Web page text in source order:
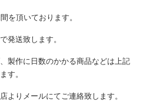
を頂いております。
発送致します。
製作に日数のかかる商品などは上記
す。
よりメールにてご連絡致します。